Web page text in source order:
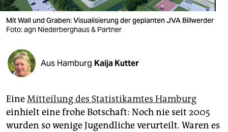
verlag
shop
fragen & hilfe
unterstützen
abo
Mit Wall und Graben: Visualisierung der geplanten JVA Billwerder
Foto: agn Niederberghaus & Partner
Aus Hamburg Kaija Kutter
EineMitteilung des Statistikamtes Hamburg
einhielt eine frohe Botschaft: Noch nie seit 2005
wurden so wenige Jugendliche verurteilt. Waren es